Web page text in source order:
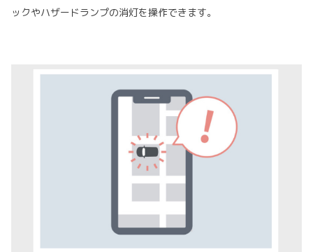
ックやハザードランプの消灯を操作できます。